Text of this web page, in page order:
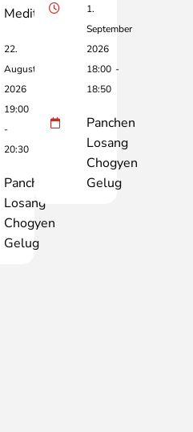
Meditation
22.
August
2026
19:00
-
20:30
Panchen
Losang
Chogyen
Gelug
1.
September
2026
18:00 -
18:50
Panchen
Losang
Chogyen
Gelug